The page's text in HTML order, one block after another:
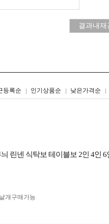
등록순 인기상품순 낮은가격순
리스트형갤러리형
린넨 식탁보 테이블보 2인 4인 6
개구매가능